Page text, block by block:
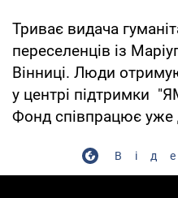
Триває видача
переселенців із
Вінниці. Люди
у центрі підтримки
Фонд співпрацює уже